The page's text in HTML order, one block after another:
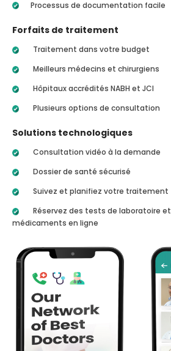
Processus de documentation facile
Forfaits de traitement
Traitement dans votre budget
Meilleurs médecins et chirurgiens
Hôpitaux accrédités NABH et JCI
Plusieurs options de consultation
Solutions technologiques
Consultation vidéo à la demande
Dossier de santé sécurisé
Suivez et planifiez votre traitement
Réservez des tests de laboratoire
médicaments en ligne